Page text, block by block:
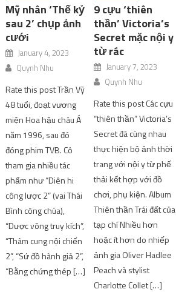
Mỹ nhân ‘Thế kỷ
sau 2’ chụp ảnh
cưới
January 4, 2023
Quynh Nhu
Rate this post Trần Vỹ
48 tuổi, đoạt vương
miện Hoa hậu châu Á
năm 1996, sau đó
đóng phim TVB. Cô
tham gia nhiều tác
phẩm như “Diên hi
công lược 2” (vai Thái
Bình công chúa),
“Dược võng truy kích”,
“Thâm cung nội chiến
2”, “Sứ đồ hành giả 2”,
“Bằng chứng thép […]
9 cựu ‘thiên
thần’ Victoria’s
Secret mặc nội y
từ rác
January 7, 2023
Quynh Nhu
Rate this post Các cựu
“thiên thần” Victoria’s
Secret đã cùng nhau
thực hiện bộ ảnh thời
trang với nội y từ phế
thải kết hợp với đồ
chơi, phụ kiện. Album
Thiên thần Trái đất của
tạp chí Nhiều hơn
hoặc ít hơn do nhiếp
ảnh gia Oliver Hadlee
Peach và stylist
Charlotte Collet […]